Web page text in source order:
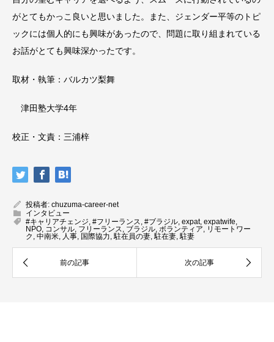
がとてもかっこ良いと思いました。また、ジェンダー平等のトピ
ックには個人的にも興味があったので、問題に取り組まれている
お話がとても興味深かったです。
取材・執筆：バルカツ梨舞
津田塾大学4年
校正・文責：三浦梓
投稿者: chuzuma-career-net
インタビュー
#キャリアチェンジ #フリーランス #ブラジル expat, expatwife
NPO コンサル フリーランス ブラジル ボランティア
リモートワー
ク 中南米 人事 国際協力 駐在員の妻 駐在妻 駐妻